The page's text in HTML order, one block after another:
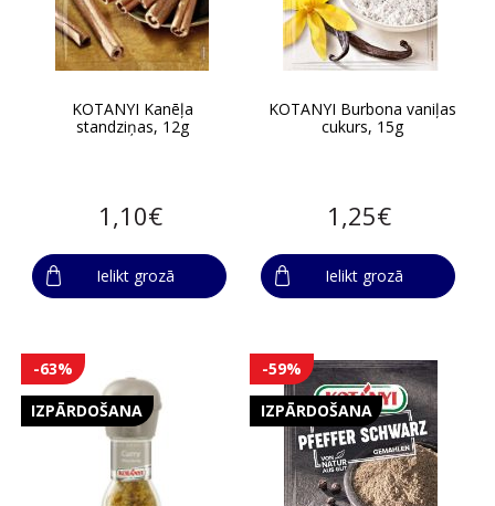
KOTANYI Kanēļa
standziņas, 12g
1,10€
Ielikt grozā
KOTANYI Burbona vaniļas
cukurs, 15g
1,25€
Ielikt grozā
IZPĀRDOŠANA
-63%
IZPĀRDOŠANA
-59%